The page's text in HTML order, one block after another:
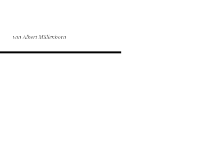
von Albert Müllenborn